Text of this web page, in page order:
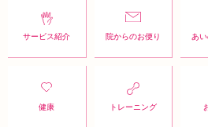
サービス紹介 院からのお便り あ
健康 トレーニング